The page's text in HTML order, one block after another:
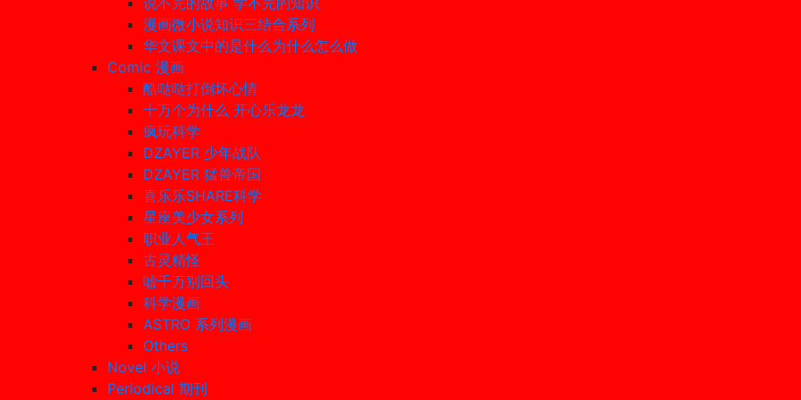
漫画微小说知识三结合系列
华文课文中的是什么为什么怎么做
Comic 漫画
酷哒哒打倒坏心情
十万个为什么 开心乐龙龙
疯玩科学
DZAYER 少年战队
DZAYER 猛兽帝国
喜乐乐SHARE科学
星座美少女系列
职业人气王
古灵精怪
嘘千万别回头
科学漫画
ASTRO 系列漫画
Others
Novel 小说
Periodical 期刊